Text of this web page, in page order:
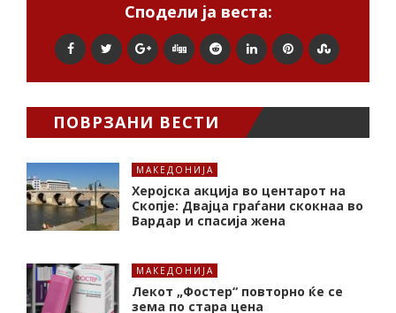
Сподели ја веста:
ПОВРЗАНИ ВЕСТИ
МАКЕДОНИЈА
Херојска акција во центарот на
Скопје: Двајца граѓани скокнаа во
Вардар и спасија жена
МАКЕДОНИЈА
Лекот „Фостер“ повторно ќе се
зема по стара цена